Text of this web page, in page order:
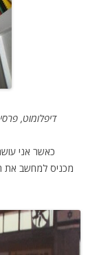
דיפלומוט,
כאשר אני
מכניס למחשב את